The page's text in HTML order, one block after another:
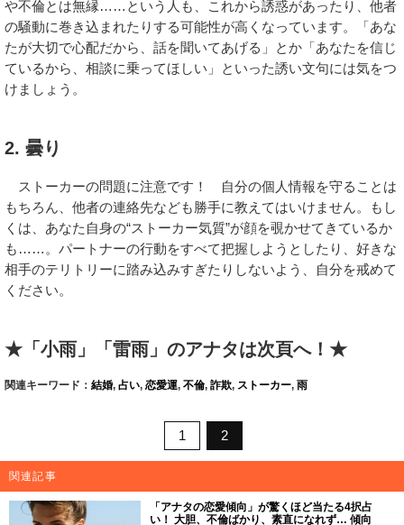
や不倫とは無縁……という人も、これから誘惑があったり、他者
の騒動に巻き込まれたりする可能性が高くなっています。「あな
たが大切で心配だから、話を聞いてあげる」とか「あなたを信じ
ているから、相談に乗ってほしい」といった誘い文句には気をつ
けましょう。
2. 曇り
ストーカーの問題に注意です！ 自分の個人情報を守ることは
もちろん、他者の連絡先なども勝手に教えてはいけません。もし
くは、あなた自身の“ストーカー気質”が顔を覗かせてきているか
も……。パートナーの行動をすべて把握しようとしたり、好きな
相手のテリトリーに踏み込みすぎたりしないよう、自分を戒めて
ください。
★「小雨」「雷雨」のアナタは次頁へ！★
関連キーワード： 結婚, 占い, 恋愛運, 不倫, 詐欺, ストーカー, 雨
1 2
関連記事
「アナタの恋愛傾向」が驚くほど当たる4択占
い！ 大胆、不倫ばかり、素直になれず… 傾向